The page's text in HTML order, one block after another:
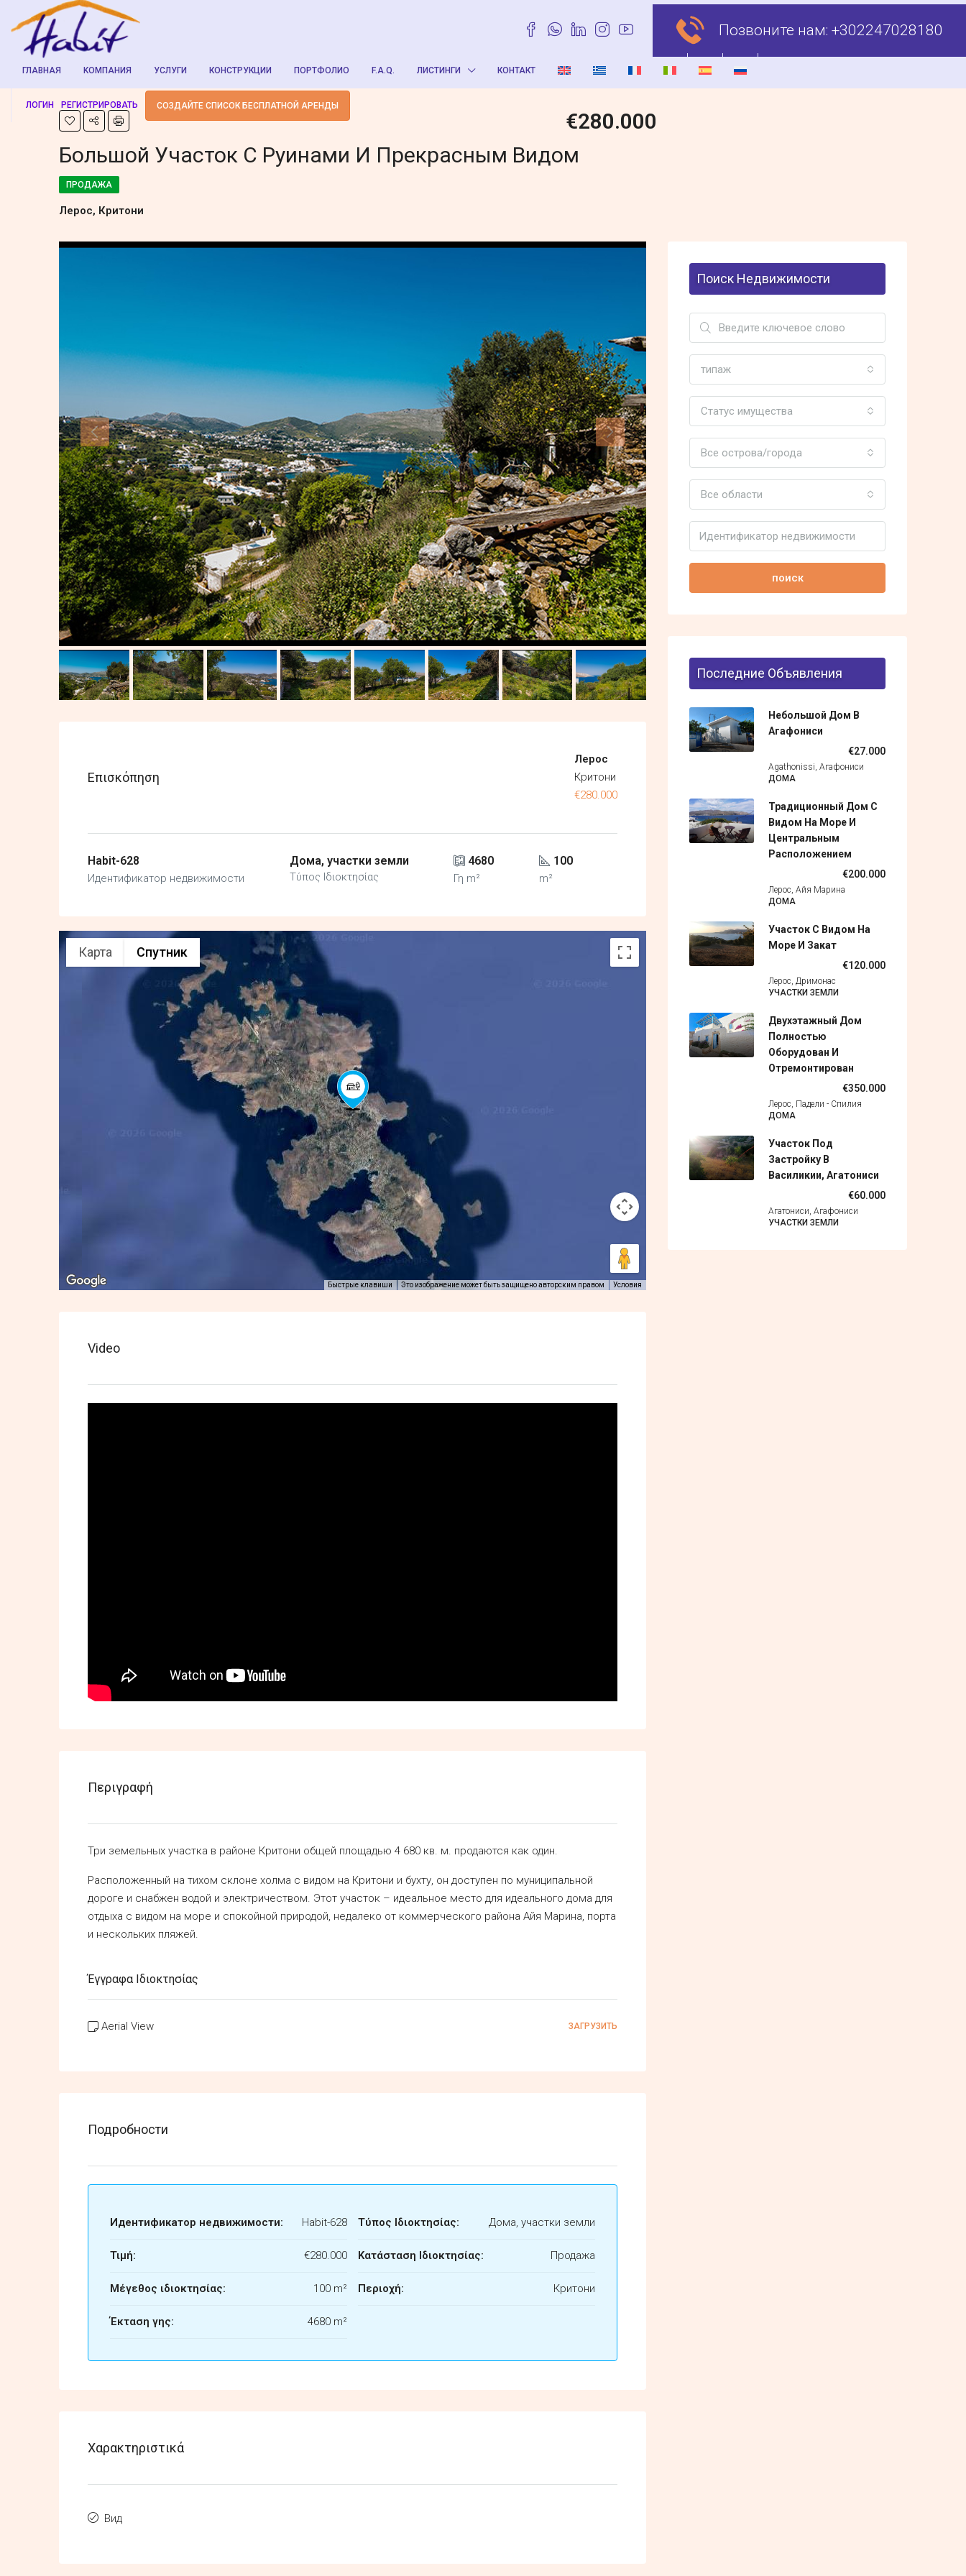
Позвоните нам: +302247028180
ГЛАВНАЯ KОМПАНИЯ УСЛУГИ КОНСТРУКЦИИ ПОРТФОЛИО F.A.Q. ЛИСТИНГИ КОНТАКТ
ЛОГИН РЕГИСТРИРОВАТЬ СОЗДАЙТЕ СПИСОК БЕСПЛАТНОЙ АРЕНДЫ
€280.000
Большой Участок С Руинами И Прекрасным Видом
ПРОДАЖА
Лерос, Критони
Επισκόπηση
Лерос
Критони
€280.000
Habit-628
Идентификатор недвижимости
Дома, участки земли
Τύπος Ιδιοκτησίας
4680
Γη m²
100
m²
Карта Спутник
Быстрые клавиши Это изображение может быть защищено авторским правом Условия
Video
Περιγραφή
Три земельных участка в районе Критони общей площадью 4 680 кв. м. продаются как один.
Расположенный на тихом склоне холма с видом на Критони и бухту, он доступен по муниципальной
дороге и снабжен водой и электричеством. Этот участок – идеальное место для идеального дома для
отдыха с видом на море и спокойной природой, недалеко от коммерческого района Айя Марина, порта
и нескольких пляжей.
Έγγραφα Ιδιοκτησίας
Aerial View ЗАГРУЗИТЬ
Подробности
Идентификатор недвижимости: Habit-628
Τιμή: €280.000
Μέγεθος ιδιοκτησίας: 100 m²
Έκταση γης: 4680 m²
Τύπος Ιδιοκτησίας: Дома, участки земли
Κατάσταση Ιδιοκτησίας: Продажа
Περιοχή: Критони
Χαρακτηριστικά
Вид
Поиск Недвижимости
типаж
Статус имущества
Все острова/города
Все области
поиск
Последние Объявления
Небольшой Дом В
Агафониси
€27.000
Agathonissi, Агафониси
ДОМА
Традиционный Дом С
Видом На Море И
Центральным
Расположением
€200.000
Лерос, Айя Марина
ДОМА
Участок С Видом На
Море И Закат
€120.000
Лерос, Дримонас
УЧАСТКИ ЗЕМЛИ
Двухэтажный Дом
Полностью
Оборудован И
Отремонтирован
€350.000
Лерос, Падели - Спилия
ДОМА
Участок Под
Застройку В
Василикии, Агатониси
€60.000
Агатониси, Агафониси
УЧАСТКИ ЗЕМЛИ